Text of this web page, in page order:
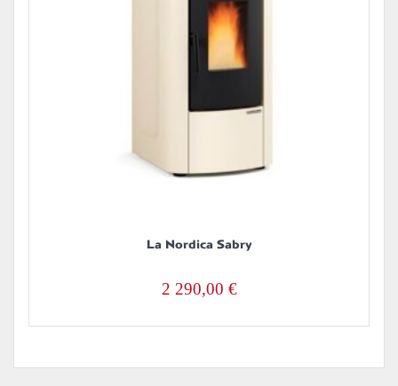
La Nordica Sabry
2 290,00 €